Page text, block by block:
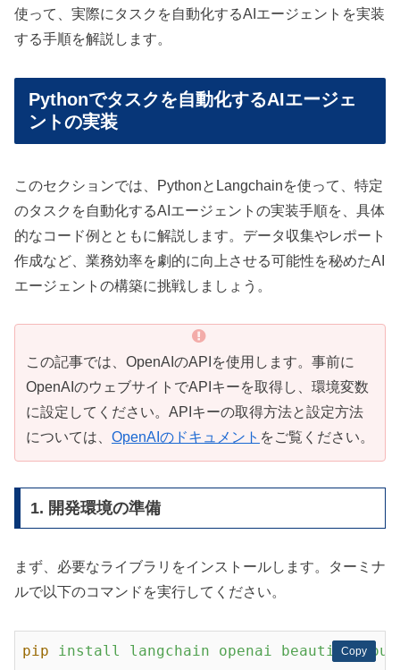
使って、実際にタスクを自動化するAIエージェントを実装
する手順を解説します。
Pythonでタスクを自動化するAIエージェ
ントの実装
このセクションでは、PythonとLangchainを使って、特定
のタスクを自動化するAIエージェントの実装手順を、具体
的なコード例とともに解説します。データ収集やレポート
作成など、業務効率を劇的に向上させる可能性を秘めたAI
エージェントの構築に挑戦しましょう。
この記事では、OpenAIのAPIを使用します。事前に
OpenAIのウェブサイトでAPIキーを取得し、環境変数
に設定してください。APIキーの取得方法と設定方法
については、 OpenAIのドキュメント をご覧ください。
1. 開発環境の準備
まず、必要なライブラリをインストールします。ターミナ
ルで以下のコマンドを実行してください。
Copy
Copy
pip install langchain openai